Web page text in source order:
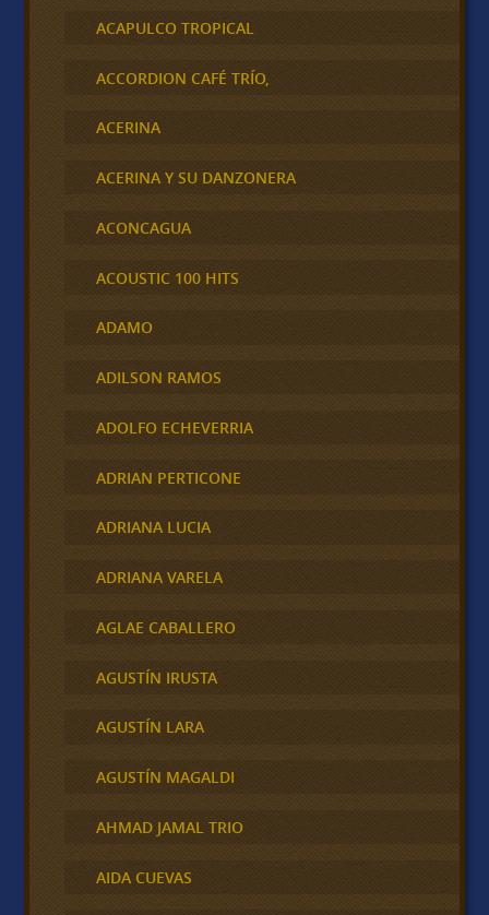
ACAPULCO TROPICAL
ACCORDION CAFÉ TRÍO,
ACERINA
ACERINA Y SU DANZONERA
ACONCAGUA
ACOUSTIC 100 HITS
ADAMO
ADILSON RAMOS
ADOLFO ECHEVERRIA
ADRIAN PERTICONE
ADRIANA LUCIA
ADRIANA VARELA
AGLAE CABALLERO
AGUSTÍN IRUSTA
AGUSTÍN LARA
AGUSTÍN MAGALDI
AHMAD JAMAL TRIO
AIDA CUEVAS